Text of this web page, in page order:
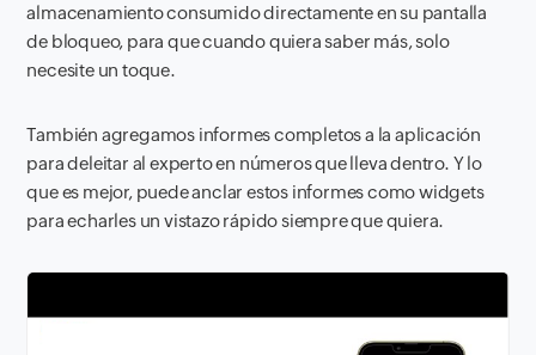
almacenamiento consumido directamente en su pantalla
de bloqueo, para que cuando quiera saber más, solo
necesite un toque.
También agregamos informes completos a la aplicación
para deleitar al experto en números que lleva dentro. Y lo
que es mejor, puede anclar estos informes como widgets
para echarles un vistazo rápido siempre que quiera.